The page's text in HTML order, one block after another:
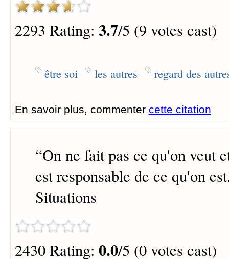
2293 Rating: 3.7/5 (9 votes cast)
être soi les autres regard des
En savoir plus, commenter cette citation
“On ne fait pas ce qu'on veut
est responsable de ce qu'on
Situations
2430 Rating: 0.0/5 (0 votes cast)